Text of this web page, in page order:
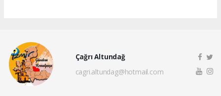
Çağrı Altundağ
cagri.altundag@hotmail.com